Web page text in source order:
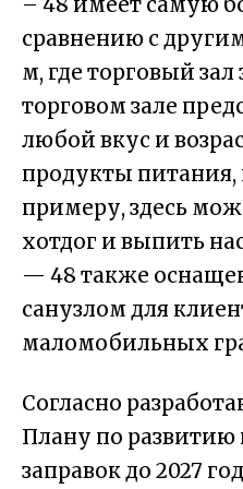
сравнению с
м, где торговый
торговом зале
любой вкус и
продукты питания,
примеру, здесь
хотдог и выпить
— 48 также
санузлом для
маломобильных
Согласно
Плану по развитию
заправокдо 2027